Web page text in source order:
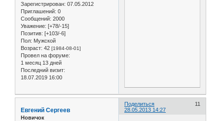
Зарегистрирован: 07.05.2012
Приглашений: 0
Сообщений: 2000
Уважение: [+78/-15]
Позитив: [+103/-6]
Пол: Мужской
Возраст: 42 [1984-08-01]
Провел на форуме:
1 месяц 13 дней
Последний визит:
18.07.2019 16:00
Поделиться
11
28.05.2013 14:27
Евгений Сергеев
Новичок